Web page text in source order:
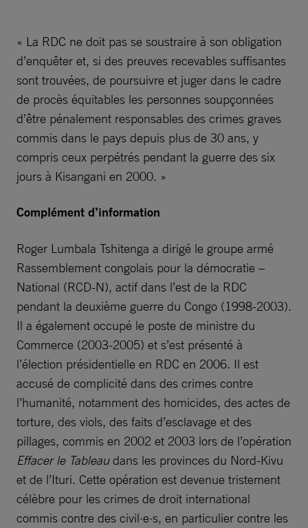
« La RDC ne doit pas se soustraire à son obligation
d’enquêter et, si des preuves recevables suffisantes
sont trouvées, de poursuivre et juger dans le cadre
de procès équitables les personnes soupçonnées
d’être pénalement responsables des crimes graves
commis dans le pays depuis plus de 30 ans, y
compris ceux perpétrés pendant la guerre des six
jours à Kisangani en 2000. »
Complément d’information
Roger Lumbala Tshitenga a dirigé le groupe armé
Rassemblement congolais pour la démocratie –
National (RCD-N), actif dans l’est de la RDC
pendant la deuxième guerre du Congo (1998-2003).
Il a également occupé le poste de ministre du
Commerce (2003-2005) et s’est présenté à
l’élection présidentielle en RDC en 2006. Il est
accusé de complicité dans des crimes contre
l’humanité, notamment des homicides, des actes de
torture, des viols, des faits d’esclavage et des
pillages, commis en 2002 et 2003 lors de l’opération
Effacer le Tableaudans les provinces du Nord-Kivu
et de l’Ituri. Cette opération est devenue tristement
célèbre pour les crimes de droit international
commis contre des civil·e·s, en particulier contre les